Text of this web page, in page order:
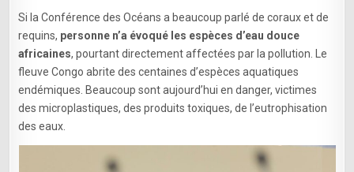
Si la Conférence des Océans a beaucoup parlé de coraux et de
requins, personne n’a évoqué les espèces d’eau douce
africaines, pourtant directement affectées par la pollution. Le
fleuve Congo abrite des centaines d’espèces aquatiques
endémiques. Beaucoup sont aujourd’hui en danger, victimes
des microplastiques, des produits toxiques, de l’eutrophisation
des eaux.